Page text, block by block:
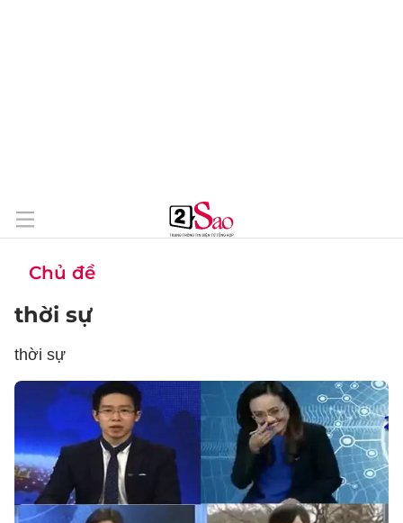
Chủ đề
thời sự
thời sự